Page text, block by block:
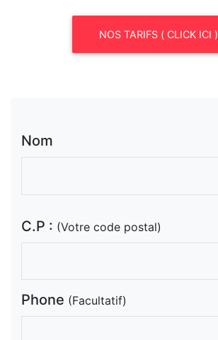
NOS TARIFS ( CLICK ICI )
Nom
C.P : (Votre code postal)
Phone (Facultatif)